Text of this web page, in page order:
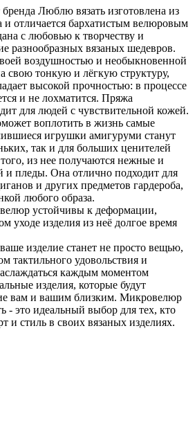
Люблю вязать изготовлена из
и отличается бархатистым велюровым
с любовью к творчеству и
разнообразных вязаных шедевров.
воздушностью и необыкновенной
свою тонкую и лёгкую структуру,
высокой прочностью: в процессе
и не лохматится. Пряжа
для людей с чувствительной кожей.
воплотить в жизнь самые
игрушки амигуруми станут
так и для больших ценителей
из нее получаются нежные и
и пледы. Она отлично подходит для
и других предметов гардероба,
любого образа.
устойчивы к деформации,
уходе изделия из неё долгое время
изделие станет не просто вещью,
тактильного удовольствия и
каждым моментом
изделия, которые будут
вам и вашим близким. Микровелюр
- это идеальный выбор для тех, кто
и стиль в своих вязаных изделиях.